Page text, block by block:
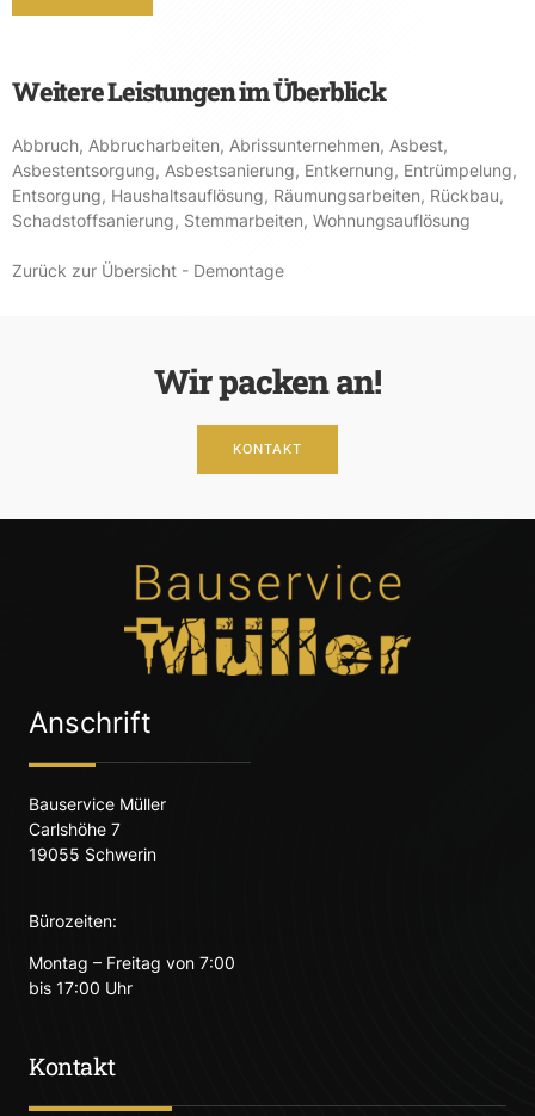
Weitere Leistungen im Überblick
Abbruch, Abbrucharbeiten, Abrissunternehmen, Asbest,
Asbestentsorgung, Asbestsanierung, Entkernung, Entrümpelung,
Entsorgung, Haushaltsauflösung, Räumungsarbeiten, Rückbau,
Schadstoffsanierung, Stemmarbeiten, Wohnungsauflösung
Zurück zur Übersicht - Demontage
Wir packen an!
KONTAKT
Anschrift
Bauservice Müller
Carlshöhe 7
19055 Schwerin
Bürozeiten:
Montag – Freitag von 7:00
bis 17:00 Uhr
Kontakt